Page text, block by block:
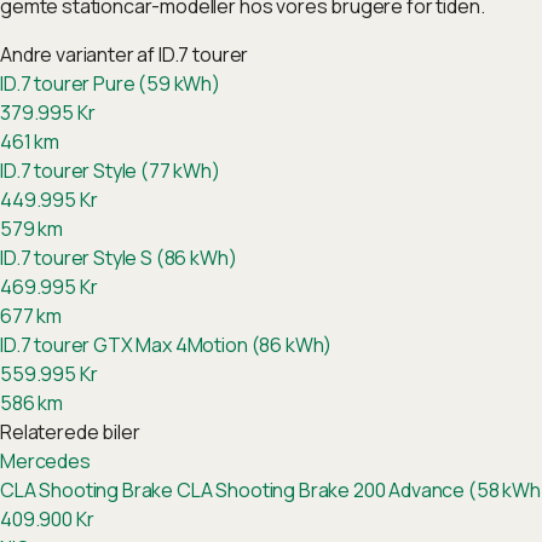
gemte stationcar-modeller hos vores brugere for tiden.
Andre varianter afID.7 tourer
ID.7 tourer Pure (59 kWh)
379.995Kr
461km
ID.7 tourer Style (77 kWh)
449.995Kr
579km
ID.7 tourer Style S (86 kWh)
469.995Kr
677km
ID.7 tourer GTX Max 4Motion (86 kWh)
559.995Kr
586km
Relaterede biler
Mercedes
CLA Shooting BrakeCLA Shooting Brake 200 Advance (58
409.900Kr